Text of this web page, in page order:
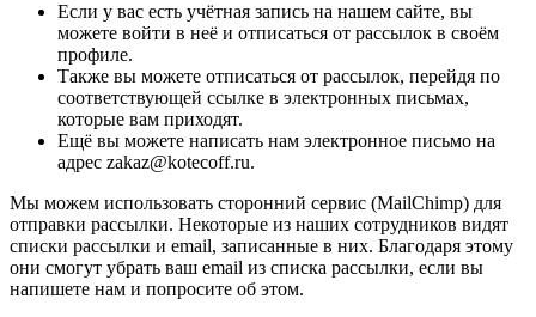
Если у вас есть учётная запись на нашем сайте, вы
можете войти в неё и отписаться от рассылок в своём
профиле.
Также вы можете отписаться от рассылок, перейдя по
соответствующей ссылке в электронных письмах,
которые вам приходят.
Ещё вы можете написать нам электронное письмо на
адрес zakaz@kotecoff.ru.
Мы можем использовать сторонний сервис (MailChimp) для
отправки рассылки. Некоторые из наших сотрудников видят
списки рассылки и email, записанные в них. Благодаря этому
они смогут убрать ваш email из списка рассылки, если вы
напишете нам и попросите об этом.